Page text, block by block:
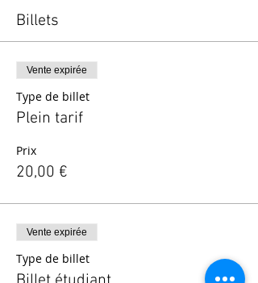
Billets
Vente expirée
Type de billet
Plein tarif
Prix
20,00 €
Vente expirée
Type de billet